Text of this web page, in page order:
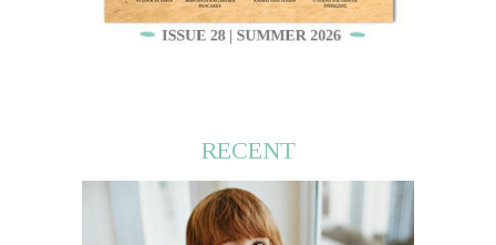
RECENT